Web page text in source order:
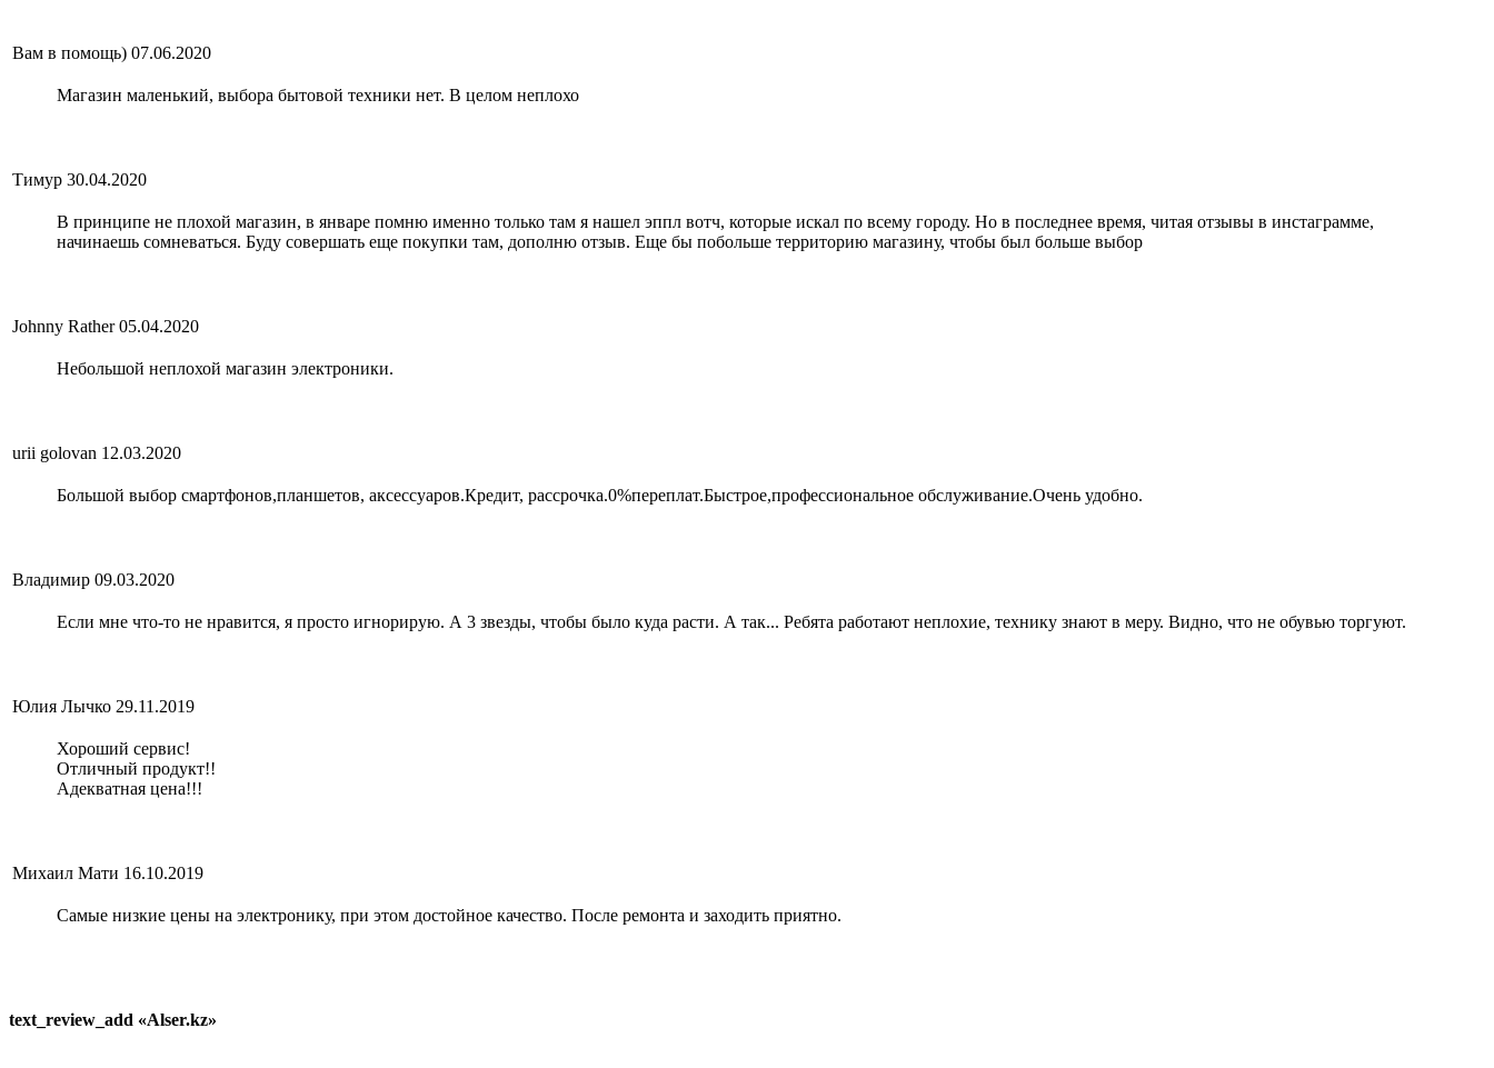
Вам в помощь) 07.06.2020
Магазин маленький, выбора бытовой техники нет. В целом неплохо
Тимур 30.04.2020
В принципе не плохой магазин, в январе помню именно только там я нашел эппл вотч, которые искал по всему городу. Но в последнее время, читая отзывы в инстаграмме,
начинаешь сомневаться. Буду совершать еще покупки там, дополню отзыв. Еще бы побольше территорию магазину, чтобы был больше выбор
Johnny Rather 05.04.2020
Небольшой неплохой магазин электроники.
urii golovan 12.03.2020
Большой выбор смартфонов,планшетов, аксессуаров.Кредит, рассрочка.0%переплат.Быстрое,профессиональное обслуживание.Очень удобно.
Владимир 09.03.2020
Если мне что-то не нравится, я просто игнорирую. А 3 звезды, чтобы было куда расти. А так... Ребята работают неплохие, технику знают в меру. Видно, что не обувью торгуют.
Юлия Лычко 29.11.2019
Хороший сервис!
Отличный продукт!!
Адекватная цена!!!
Михаил Мати 16.10.2019
Самые низкие цены на электронику, при этом достойное качество. После ремонта и заходить приятно.
text_review_add «Alser.kz»